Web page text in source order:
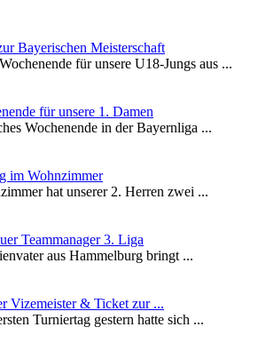
Bayerischen Meisterschaft
für unsere U18-Jungs aus ...
für unsere 1. Damen
Wochenende in der Bayernliga ...
im Wohnzimmer
hat unserer 2. Herren zwei ...
Teammanager 3. Liga
aus Hammelburg bringt ...
Vizemeister & Ticket zur ...
Turniertag gestern hatte sich ...